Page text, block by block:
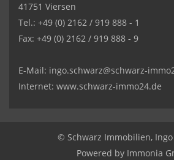
41751 Viersen
Tel.: +49 (0) 2162 / 919 888 - 1
Fax: +49 (0) 2162 / 919 888 - 9
E-Mail: ingo.schwarz@schwarz-
Internet: www.schwarz-immo24.de
© Schwarz Immobilien, Ingo
Powered by Immonia
SCHWARZ
4,31
/
5,00
anderen Quellen